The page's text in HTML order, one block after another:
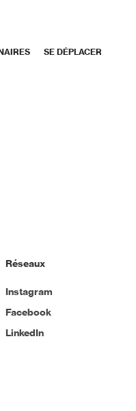
SE DÉPLACER
Réseaux
Instagram
Facebook
LinkedIn